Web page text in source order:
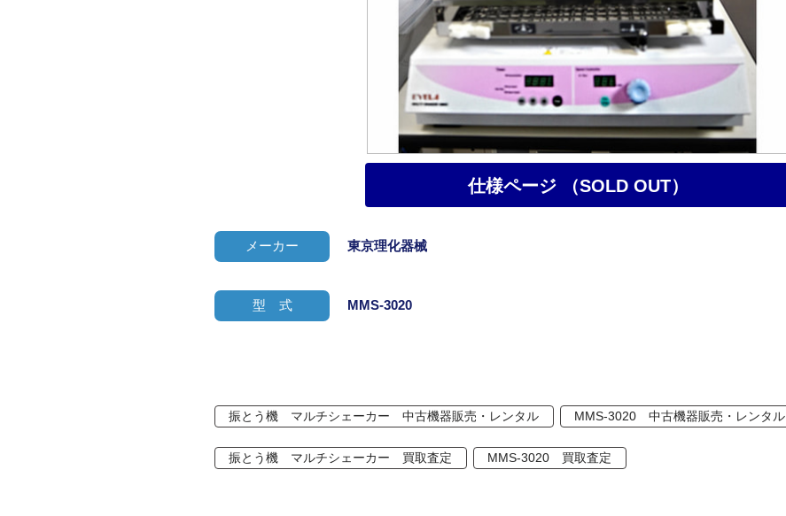
メーカー 東京理化器械
仕様ページ （SOLD OUT）
型 式 MMS-3020
振とう機 マルチシェーカー 中古機器販売・レンタル MMS-3020 中古機器販売・レンタル
振とう機 マルチシェーカー 買取査定 MMS-3020 買取査定